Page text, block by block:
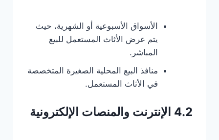
الأسواق الأسبوعية أو الشهرية، حيث
يتم عرض الأثاث المستعمل للبيع
المباشر.
منافذ البيع المحلية الصغيرة المتخصصة
في الأثاث المستعمل.
4.2 الإنترنت والمنصات الإلكترونية